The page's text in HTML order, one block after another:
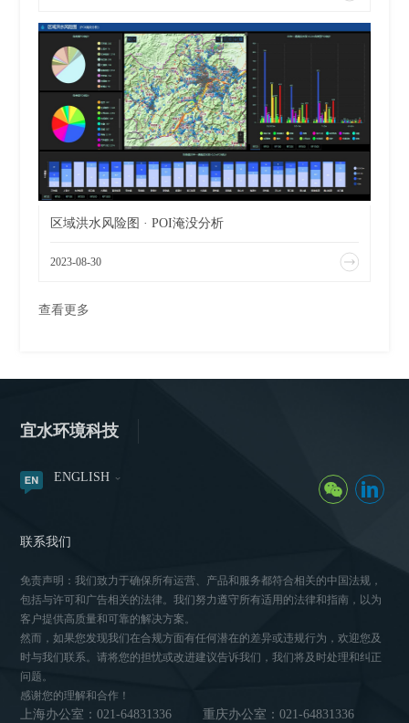
区域洪水风险图 · POI淹没分析
2023-08-30
查看更多
宜水环境科技
ENGLISH
联系我们
免责声明：我们致力于确保所有运营、产品和服务都符合相关的中国法规，
包括与许可和广告相关的法律。我们努力遵守所有适用的法律和指南，以为
客户提供高质量和可靠的解决方案。
然而，如果您发现我们在合规方面有任何潜在的差异或违规行为，欢迎您及
时与我们联系。请将您的担忧或改进建议告诉我们，我们将及时处理和纠正
问题。
感谢您的理解和合作！
上海办公室：021-64831336 重庆办公室：021-64831336